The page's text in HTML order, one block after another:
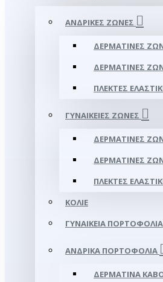
ΑΝΔΡΙΚΈΣ ΖΏΝΕΣ
ΔΕΡΜΆΤΙΝΕΣ
ΔΕΡΜΆΤΙΝΕΣ
ΠΛΕΚΤΈΣ
ΓΥΝΑΙΚΕΊΕΣ ΖΏΝΕΣ
ΔΕΡΜΆΤΙΝΕΣ
ΔΕΡΜΆΤΙΝΕΣ
ΠΛΕΚΤΈΣ
ΚΟΛΙΈ
ΓΥΝΑΙΚΕΊΑ ΠΟΡΤΟΦΌΛΙΑ
ΑΝΔΡΙΚΆ ΠΟΡΤΟΦΌΛΙΑ
ΔΕΡΜΆΤΙΝΑ